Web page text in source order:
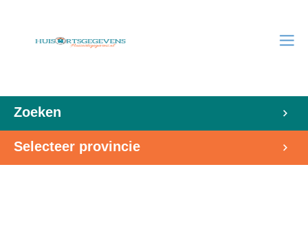
Zoeken
Selecteer provincie